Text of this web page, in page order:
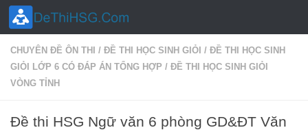
Skip to content
CHUYÊN ĐỀ ÔN THI / ĐỀ THI HỌC SINH GIỎI / ĐỀ THI HỌC SINH
GIỎI LỚP 6 CÓ ĐÁP ÁN TỔNG HỢP / ĐỀ THI HỌC SINH GIỎI
VÒNG TỈNH
Đề thi HSG Ngữ văn 6 phòng GD&ĐT Văn